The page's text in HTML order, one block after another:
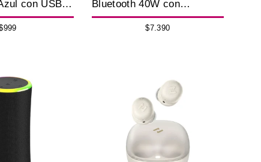
con USB,
Bluetooth 40W con
Micrófonos y Control
$7.390